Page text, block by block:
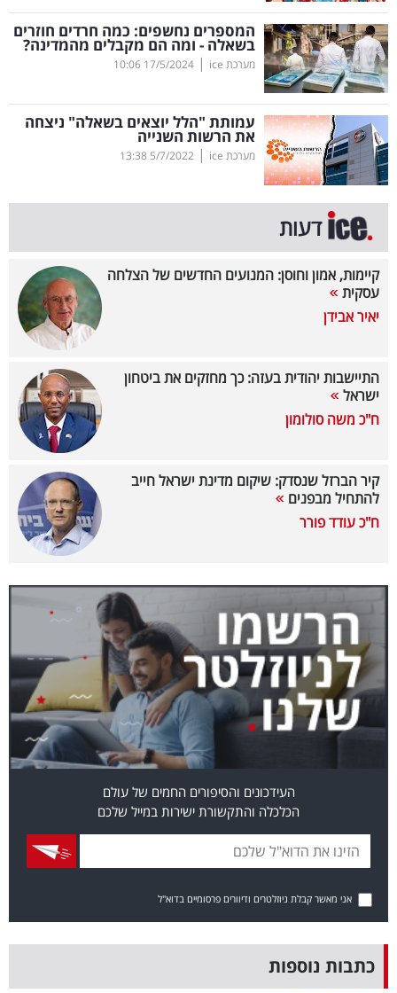
קריירה
ולימודים
מינויים
רייטינג
רכב
בריאות
תרבות
ופנאי
TOP-
5
הכלכלי
פודקאסט
UNDER
40
שיתופי
פעולה
ניוזלטרים
מייל
אדום
המספרים נחשפים: כמה חרדים חוזרים
בשאלה - ומה הם מקבלים מהמדינה?
מערכת ice |
17/5/2024
10:06
עמותת "הלל יוצאים בשאלה" ניצחה
את הרשות השנייה
מערכת ice |
5/7/2022
13:38
דעות
קיימות, אמון וחוסן: המנועים החדשים של הצלחה
עסקית
יאיר אבידן
התיישבות יהודית בעזה: כך מחזקים את ביטחון
ישראל
ח"כ משה סולומון
קיר הברזל שנסדק: שיקום מדינת ישראל חייב
להתחיל מבפנים
ח"כ עודד פורר
העידכונים והסיפורים החמים של עולם
הכלכלה והתקשורת ישירות במייל שלכם
אני מאשר קבלת ניוזלטרים ודיוורים פרסומיים בדוא"ל
כתבות נוספות